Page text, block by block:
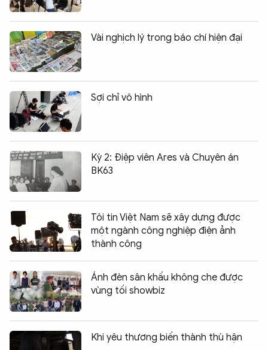
Vài nghịch lý trong báo chí hiện đại
Sợi chỉ vô hình
Kỳ 2: Điệp viên Ares và Chuyên án
BK63
Tôi tin Việt Nam sẽ xây dựng được
một ngành công nghiệp điện ảnh
thành công
Ánh đèn sân khấu không che được
vùng tối showbiz
Khi yêu thương biến thành thù hận